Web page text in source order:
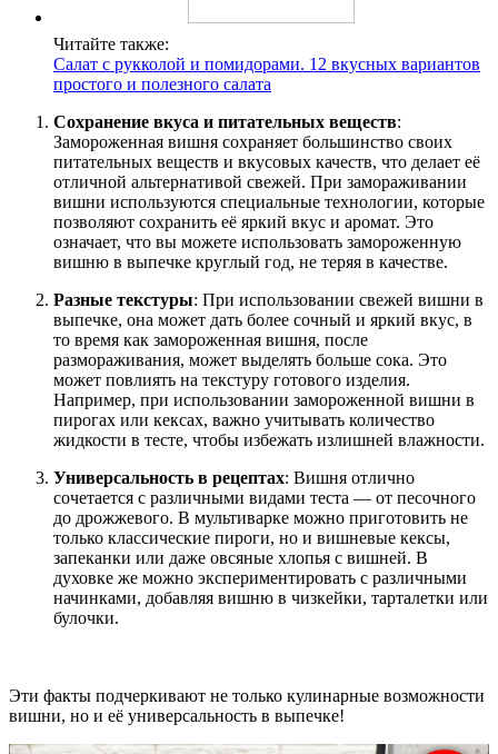
Читайте также:
Салат с рукколой и помидорами. 12 вкусных вариантов
простого и полезного салата
Сохранение вкуса и питательных веществ:
Замороженная вишня сохраняет большинство своих
питательных веществ и вкусовых качеств, что делает её
отличной альтернативой свежей. При замораживании
вишни используются специальные технологии, которые
позволяют сохранить её яркий вкус и аромат. Это
означает, что вы можете использовать замороженную
вишню в выпечке круглый год, не теряя в качестве.
Разные текстуры: При использовании свежей вишни в
выпечке, она может дать более сочный и яркий вкус, в
то время как замороженная вишня, после
размораживания, может выделять больше сока. Это
может повлиять на текстуру готового изделия.
Например, при использовании замороженной вишни в
пирогах или кексах, важно учитывать количество
жидкости в тесте, чтобы избежать излишней влажности.
Универсальность в рецептах: Вишня отлично
сочетается с различными видами теста — от песочного
до дрожжевого. В мультиварке можно приготовить не
только классические пироги, но и вишневые кексы,
запеканки или даже овсяные хлопья с вишней. В
духовке же можно экспериментировать с различными
начинками, добавляя вишню в чизкейки, тарталетки или
булочки.
Эти факты подчеркивают не только кулинарные возможности
вишни, но и её универсальность в выпечке!